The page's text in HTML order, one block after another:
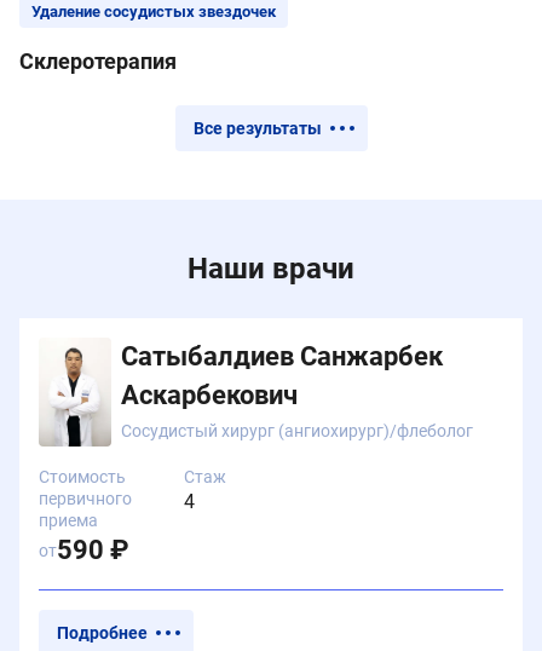
Удаление сосудистых звездочек
Склеротерапия
Все результаты
Наши врачи
Сатыбалдиев Санжарбек
Аскарбекович
Сосудистый хирург (ангиохирург)/флеболог
Стаж
4
Стоимость
первичного
приема
от590 ₽
Подробнее